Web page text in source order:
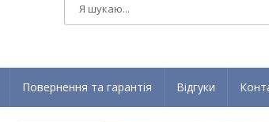
Повернення та гарантія Відгуки